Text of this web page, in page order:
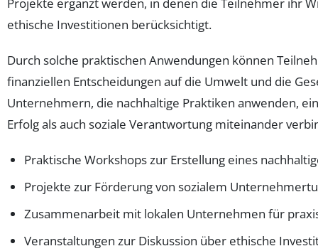
ethische Investitionen berücksichtigt.
Durch solche praktischen Anwendungen können
finanziellen Entscheidungen auf die Umwelt und die
Unternehmern, die nachhaltige Praktiken anwenden,
Erfolg als auch soziale Verantwortung miteinander
Praktische Workshops zur Erstellung eines
Projekte zur Förderung von sozialem
Zusammenarbeit mit lokalen Unternehmen für
Veranstaltungen zur Diskussion über ethische